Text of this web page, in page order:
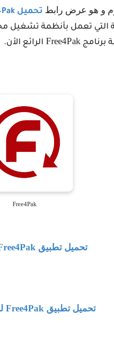
و هو عرض رابط تحميل
التي تعمل بأنظمة تشغيل
برنامج Free4Pak الرائع الأن.
Free4Pak
تحميل تطبيق
تحميل تطبيق Free4Pak